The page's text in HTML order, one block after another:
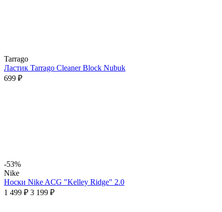
Tarrago
Ластик Tarrago Cleaner Block Nubuk
699 ₽
-53%
Nike
Носки Nike ACG "Kelley Ridge" 2.0
1 499 ₽ 3 199 ₽